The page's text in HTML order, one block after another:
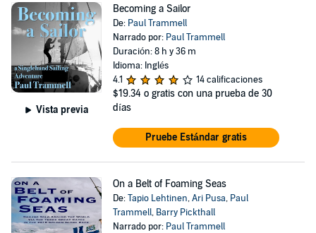
Vista previa
Becoming a Sailor
De: Paul Trammell
Narrado por: Paul Trammell
Duración: 8 h y 36 m
Idioma: Inglés
4.1
14 calificaciones
$19.34 o gratis con una prueba de 30
días
Pruebe Estándar gratis
On a Belt of Foaming Seas
De:Tapio Lehtinen,Ari Pusa, Paul
Trammell, Barry Pickthall
Narrado por: Paul Trammell